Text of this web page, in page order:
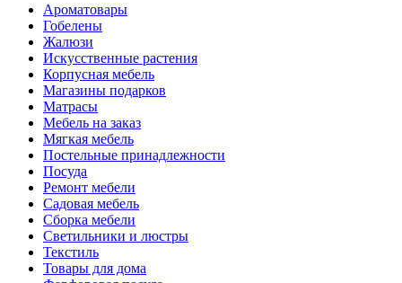
Ароматовары
Гобелены
Жалюзи
Искусственные растения
Корпусная мебель
Магазины подарков
Матрасы
Мебель на заказ
Мягкая мебель
Постельные принадлежности
Посуда
Ремонт мебели
Садовая мебель
Сборка мебели
Светильники и люстры
Текстиль
Товары для дома